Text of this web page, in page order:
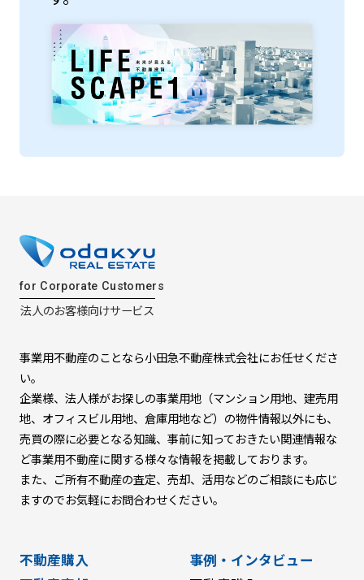
for Corporate Customers
法人のお客様向けサービス
事業用不動産のことなら小田急不動産株式会社にお任せくださ
い。
企業様、法人様がお探しの事業用地（マンション用地、建売用
地、オフィスビル用地、倉庫用地など）の物件情報以外にも、
売買の際に必要となる知識、事前に知っておきたい関連情報な
ど事業用不動産に関する様々な情報を掲載しております。
また、ご所有不動産の査定、売却、活用などのご相談にも応じ
ますのでお気軽にお問合わせください。
不動産購入
事例・インタビュー